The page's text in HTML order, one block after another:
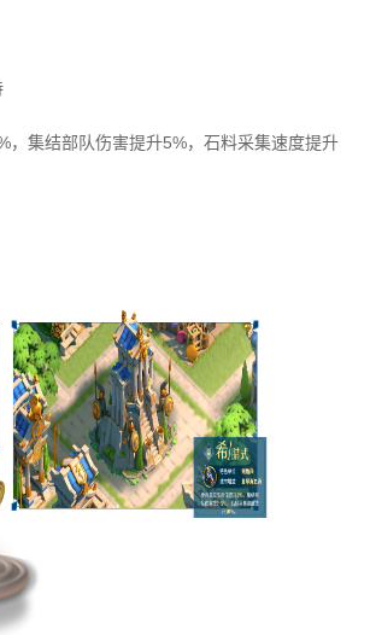
，集结部队伤害提升5%，石料采集速度提升